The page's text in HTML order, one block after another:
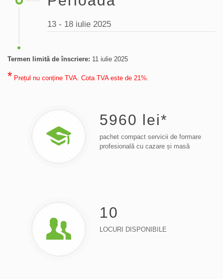
13 - 18 iulie 2025
Termen limită de înscriere: 11 iulie 2025
* Prețul nu conține TVA. Cota TVA este de 21%.
5960 lei*
pachet compact servicii de formare
profesională cu cazare și masă
10
LOCURI DISPONIBILE